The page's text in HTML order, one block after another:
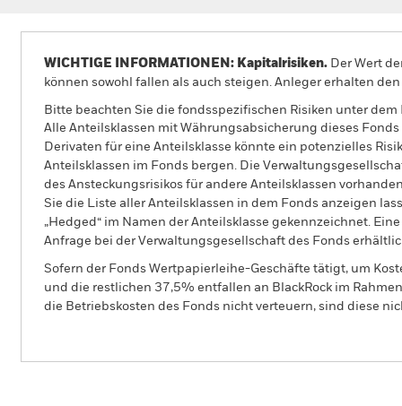
WICHTIGE INFORMATIONEN: Kapitalrisiken. Der Wert
können sowohl fallen als auch steigen. Anleger erhalten
Bitte beachten Sie die fondsspezifischen Risiken unter dem
Alle Anteilsklassen mit Währungsabsicherung dieses
Derivaten für eine Anteilsklasse könnte ein potenzielles
Anteilsklassen im Fonds bergen. Die
des Ansteckungsrisikos für andere Anteilsklassen
Sie die Liste aller Anteilsklassen in dem Fonds anzeigen
„Hedged“ im Namen der Anteilsklasse gekennzeichnet.
Anfrage bei der Verwaltungsgesellschaft des Fonds
Sofern der Fonds Wertpapierleihe-Geschäfte tätigt, um
und die restlichen 37,5% entfallen an BlackRock im
die Betriebskosten des Fonds nicht verteuern, sind diese